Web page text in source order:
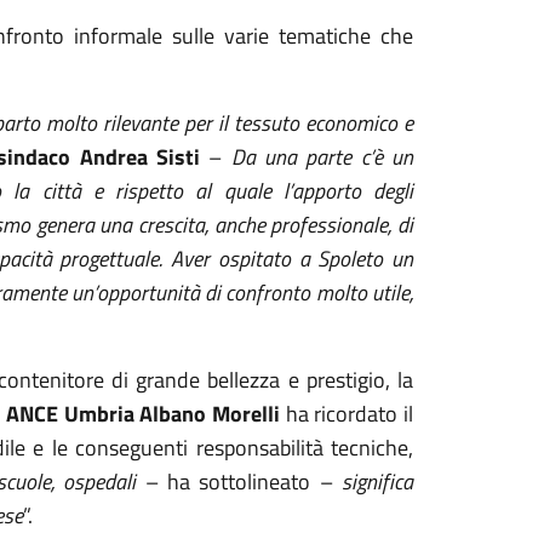
informale sulle varie tematiche che
molto rilevante per il tessuto economico e
Andrea Sisti – Da una parte c’è un
la città e rispetto al quale l’apporto degli
genera una crescita, anche professionale, di
progettuale. Aver ospitato a Spoleto un
un’opportunità di confronto molto utile,
di grande bellezza e prestigio, la
Umbria Albano Morelli ha ricordato il
e le conseguenti responsabilità tecniche,
ospedali– ha sottolineato – significa
”.